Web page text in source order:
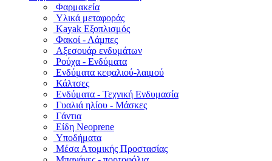
Φαρμακεία
Υλικά μεταφοράς
Kayak Εξοπλισμός
Φακοί - Λάμπες
Αξεσουάρ ενδυμάτων
Ρούχα - Ενδύματα
Ενδύματα κεφαλιού-λαιμού
Κάλτσες
Ενδύματα - Τεχνική Ενδυμασία
Γυαλιά ηλίου - Μάσκες
Γάντια
Είδη Neoprene
Υποδήματα
Μέσα Ατομικής Προστασίας